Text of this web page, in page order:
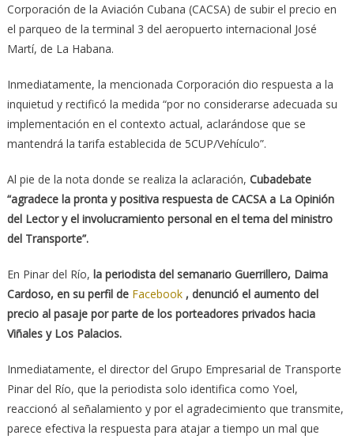
Corporación de la Aviación Cubana (CACSA) de subir el precio en
el parqueo de la terminal 3 del aeropuerto internacional José
Martí, de La Habana.
Inmediatamente, la mencionada Corporación dio respuesta a la
inquietud y rectificó la medida “por no considerarse adecuada su
implementación en el contexto actual, aclarándose que se
mantendrá la tarifa establecida de 5CUP/Vehículo”.
Al pie de la nota donde se realiza la aclaración, Cubadebate
“agradece la pronta y positiva respuesta de CACSA a La Opinión
del Lector y el involucramiento personal en el tema del ministro
del Transporte”.
En Pinar del Río, la periodista del semanario Guerrillero, Daima
Cardoso, en su perfil de Facebook, denunció el aumento del
precio al pasaje por parte de los porteadores privados hacia
Viñales y Los Palacios.
Inmediatamente, el director del Grupo Empresarial de Transporte
Pinar del Río, que la periodista solo identifica como Yoel,
reaccionó al señalamiento y por el agradecimiento que transmite,
parece efectiva la respuesta para atajar a tiempo un mal que